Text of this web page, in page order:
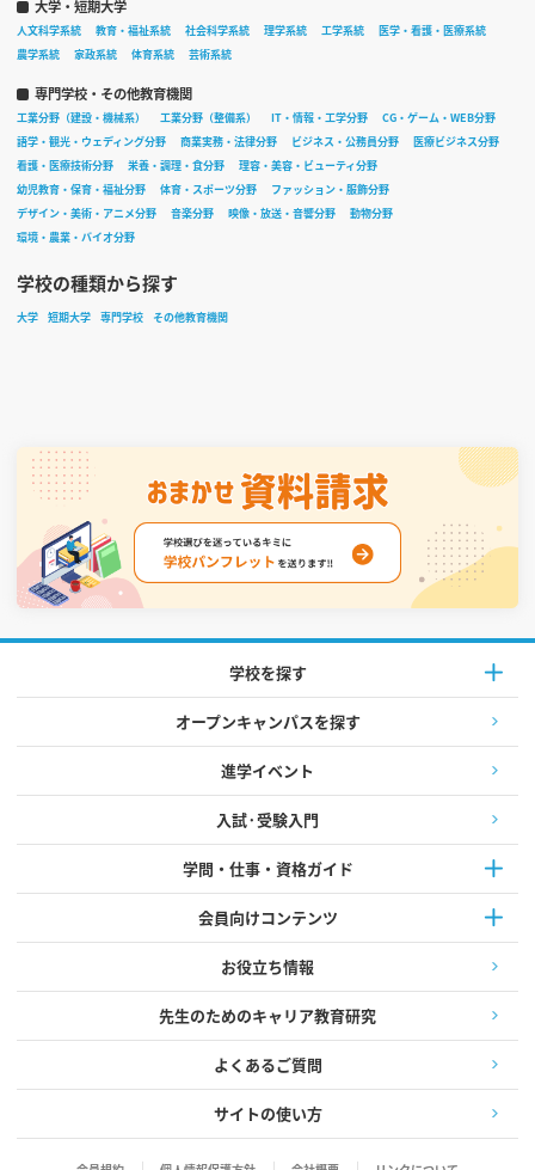
大学・短期大学
人文科学系統 教育・福祉系統 社会科学系統 理学系統 工学系統
医学・看護・医療系統
農学系統
家政系統 体育系統 芸術系統
専門学校・その他教育機関
工業分野（建設・機械系） 工業分野（整備系） IT・情報・工学分野
CG・ゲーム・WEB分野
語学・観光・ウェディング分野
商業実務・法律分野 ビジネス・公務員分野
医療ビジネス分野
看護・医療技術分野
栄養・調理・食分野
理容・美容・ビューティ分野
幼児教育・保育・福祉分野
体育・スポーツ分野
ファッション・服飾分野
デザイン・美術・アニメ分野
音楽分野 映像・放送・音響分野
動物分野
環境・農業・バイオ分野
学校の種類から探す
大学 短期大学 専門学校 その他教育機関
学校を探す
オープンキャンパスを探す
進学イベント
入試·受験入門
学問・仕事・資格ガイド
会員向けコンテンツ
お役立ち情報
先生のためのキャリア教育研究
よくあるご質問
サイトの使い方